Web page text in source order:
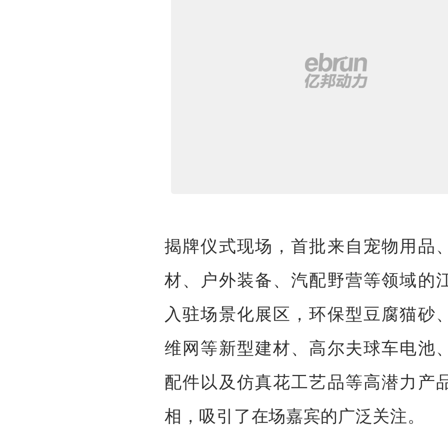
揭牌仪式现场，首批来自宠物用品
材、户外装备、汽配野营等领域的
入驻场景化展区，环保型豆腐猫砂
维网等新型建材、高尔夫球车电池
配件以及仿真花工艺品等高潜力产
相，吸引了在场嘉宾的广泛关注。